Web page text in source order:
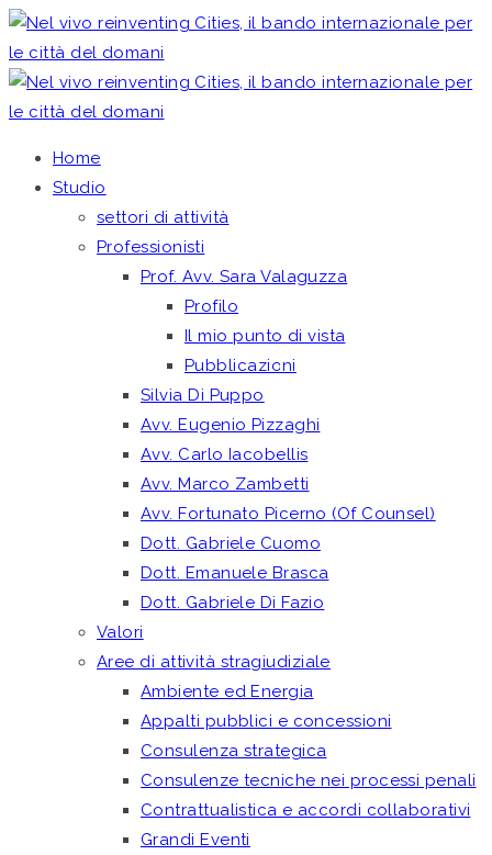
Home
Studio
settori di attività
Professionisti
Prof. Avv. Sara Valaguzza
Profilo
Il mio punto di vista
Pubblicazioni
Silvia Di Puppo
Avv. Eugenio Pizzaghi
Avv. Carlo Iacobellis
Avv. Marco Zambetti
Avv. Fortunato Picerno (Of Counsel)
Dott. Gabriele Cuomo
Dott. Emanuele Brasca
Dott. Gabriele Di Fazio
Valori
Aree di attività stragiudiziale
Ambiente ed Energia
Appalti pubblici e concessioni
Consulenza strategica
Consulenze tecniche nei processi penali
Contrattualistica e accordi collaborativi
Grandi Eventi